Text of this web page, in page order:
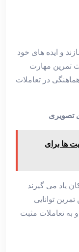
و ایده‌ های خود
تمرین مهارت‌
در تعاملات
تصویری
‌ها برای
یاد می ‌گیرند
توانایی
به تعاملات مثبت